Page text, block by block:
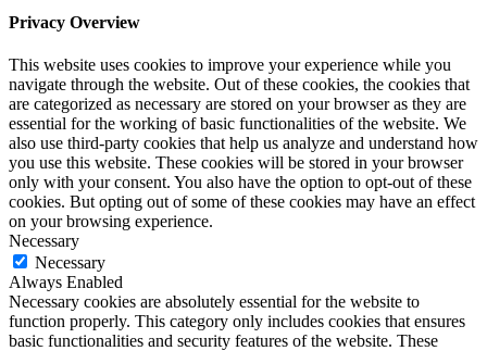
Privacy Overview
This website uses cookies to improve your experience while you
navigate through the website. Out of these cookies, the cookies that
are categorized as necessary are stored on your browser as they are
essential for the working of basic functionalities of the website. We
also use third-party cookies that help us analyze and understand how
you use this website. These cookies will be stored in your browser
only with your consent. You also have the option to opt-out of these
cookies. But opting out of some of these cookies may have an effect
on your browsing experience.
Necessary
Necessary
Always Enabled
Necessary cookies are absolutely essential for the website to
function properly. This category only includes cookies that ensures
basic functionalities and security features of the website. These